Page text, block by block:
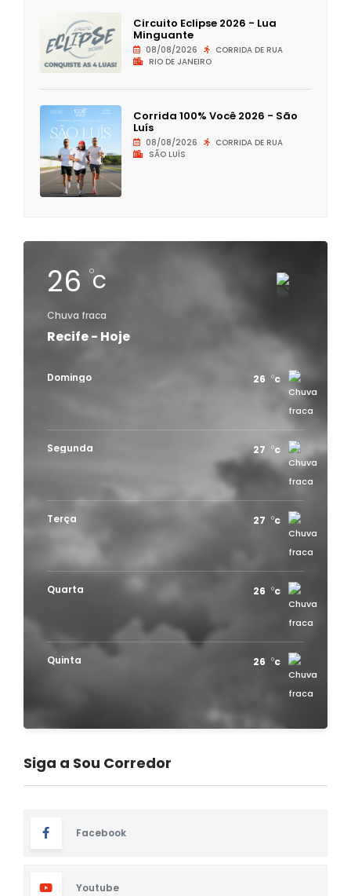
Circuito Eclipse 2026 - Lua
Minguante
08/08/2026
CORRIDA DE RUA
RIO DE JANEIRO
Corrida 100% Você 2026 - São
Luís
08/08/2026
CORRIDA DE RUA
SÃO LUÍS
26 c
Chuva fraca
Recife - Hoje
Domingo 26 c
Segunda 27 c
Terça 27 c
Quarta 26 c
Quinta 26 c
Siga a Sou Corredor
Facebook
Youtube